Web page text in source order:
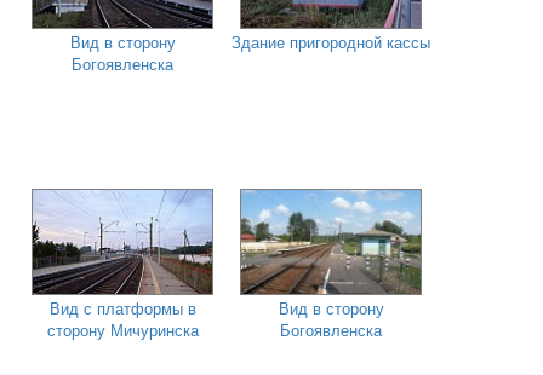
Вид в сторону
Богоявленска
Здание пригородной кассы
Вид с платформы в
сторону Мичуринска
Вид в сторону
Богоявленска